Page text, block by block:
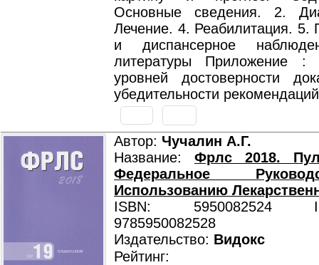
Основные сведения. 2.
Лечение. 4. Реабилитация. 5.
и диспансерное
литературы Приложение :
уровней достоверности
убедительности рекомендаций
Автор: Чучалин А.Г.
Название: Фрлс 2018.
Федеральное
Использованию
ISBN: 5950082524
9785950082528
Издательство: Видокс
Рейтинг: